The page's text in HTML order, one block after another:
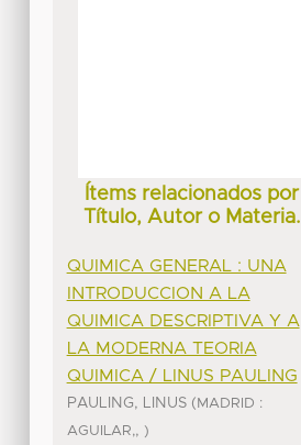
Ítems relacionados por
Título, Autor o Materia.
QUIMICA GENERAL : UNA
INTRODUCCION A LA
QUIMICA DESCRIPTIVA Y A
LA MODERNA TEORIA
QUIMICA / LINUS PAULING
PAULING, LINUS ( MADRID :
AGUILAR,, )